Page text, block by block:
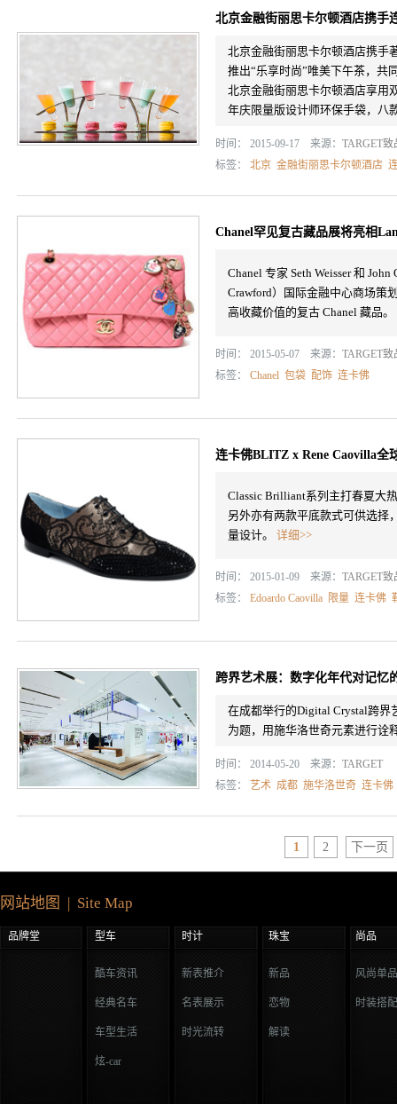
北京金融街丽思卡尔顿酒店携手
北京金融街丽思卡尔顿酒店携手
推出“乐享时尚”唯美下午茶，共
北京金融街丽思卡尔顿酒店享用
年庆限量版设计师环保手袋，八
时间： 2015-09-17 来源： TARGET致
标签： 北京 金融街丽思卡尔顿酒店
Chanel罕见复古藏品展将亮相
Chanel 专家 Seth Weisser 和
Crawford）国际金融中心商场策
高收藏价值的复古 Chanel 藏品。
时间： 2015-05-07 来源： TARGET致
标签： Chanel 包袋 配饰 连卡佛
连卡佛BLITZ x Rene Caovilla全
Classic Brilliant系列主打春夏大
另外亦有两款平底款式可供选择
量设计。 详细>>
时间： 2015-01-09 来源： TARGET致
标签： Edoardo Caovilla 限量 连卡佛
跨界艺术展：数字化年代对记忆
在成都举行的Digital Crystal跨界
为题，用施华洛世奇元素进行诠
时间： 2014-05-20 来源： TARGET
标签：
艺术 成都 施华洛世奇 连卡佛
1 2 下一页
网站地图 | Site Map
品牌堂 型车 时计 珠宝 尚品
酷车资讯
经典名车
车型生活
炫-car
新表推介
名表展示
时光流转
新品
恋物
解读
风尚单品
时装搭配